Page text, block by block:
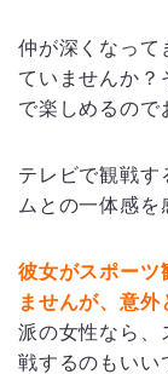
仲が深くなって
ていませんか？
で楽しめるので
テレビで観戦す
ムとの一体感を
彼女がスポーツ
ませんが、意外
派の女性なら、
戦するのもいい